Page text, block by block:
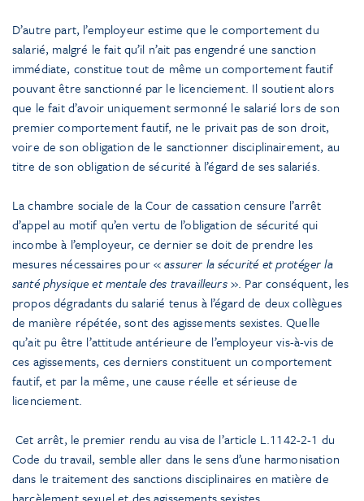
D’autre part, l’employeur estime que le comportement du
salarié, malgré le fait qu’il n’ait pas engendré une sanction
immédiate, constitue tout de même un comportement fautif
pouvant être sanctionné par le licenciement. Il soutient alors
que le fait d’avoir uniquement sermonné le salarié lors de son
premier comportement fautif, ne le privait pas de son droit,
voire de son obligation de le sanctionner disciplinairement, au
titre de son obligation de sécurité à l’égard de ses salariés.
La chambre sociale de la Cour de cassation censure l’arrêt
d’appel au motif qu’en vertu de l’obligation de sécurité qui
incombe à l’employeur, ce dernier se doit de prendre les
mesures nécessaires pour «assurer la sécurité et protéger la
santé physique et mentale des travailleurs». Par conséquent, les
propos dégradants du salarié tenus à l’égard de deux collègues
de manière répétée, sont des agissements sexistes. Quelle
qu’ait pu être l’attitude antérieure de l’employeur vis-à-vis de
ces agissements, ces derniers constituent un comportement
fautif, et par la même, une cause réelle et sérieuse de
licenciement.
Cet arrêt, le premier rendu au visa de l’article L.1142-2-1 du
Code du travail, semble aller dans le sens d’une harmonisation
dans le traitement des sanctions disciplinaires en matière de
harcèlement sexuel et des agissements sexistes.